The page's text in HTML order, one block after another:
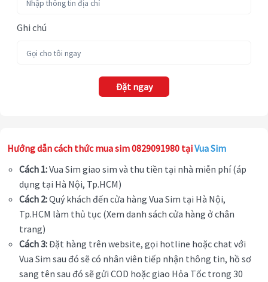
Ghi chú
Đặt ngay
Hướng dẫn cách thức mua sim 0829091980 tạiVua Sim
Cách 1:Vua Sim giao sim và thu tiền tại nhà miễn phí (áp
dụng tại Hà Nội, Tp.HCM)
Cách 2:Quý khách đến cửa hàng Vua Sim tại Hà Nội,
Tp.HCM làm thủ tục (Xem danh sách cửa hàng ở chân
trang)
Cách 3:Đặt hàng trên website, gọi hotline hoặc chat với
Vua Sim sau đó sẽ có nhân viên tiếp nhận thông tin, hồ sơ
sang tên sau đó sẽ gửi COD hoặc giao Hỏa Tốc trong 30